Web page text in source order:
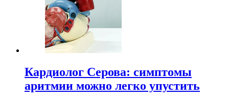
Кардиолог Серова: симптомы
аритмии можно легко упустить